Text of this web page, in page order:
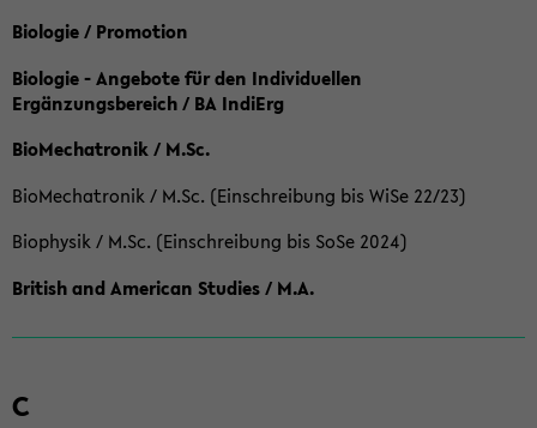
Biologie / Promotion
Biologie - Angebote für den Individuellen
Ergänzungsbereich / BA IndiErg
BioMechatronik / M.Sc.
BioMechatronik / M.Sc. (Einschreibung bis WiSe 22/23)
Biophysik / M.Sc. (Einschreibung bis SoSe 2024)
British and American Studies / M.A.
C